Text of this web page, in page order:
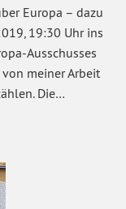
Europa – dazu
19:30 Uhr ins
Ausschusses
meiner Arbeit
Die…